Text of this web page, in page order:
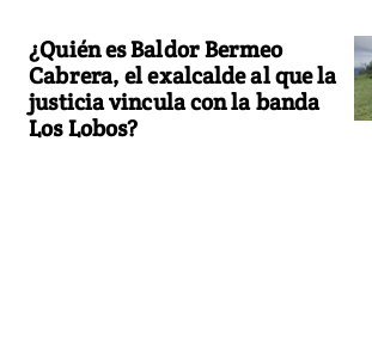
¿Quién es Baldor Bermeo
Cabrera, el exalcalde al que la
justicia vincula con la banda
Los Lobos?